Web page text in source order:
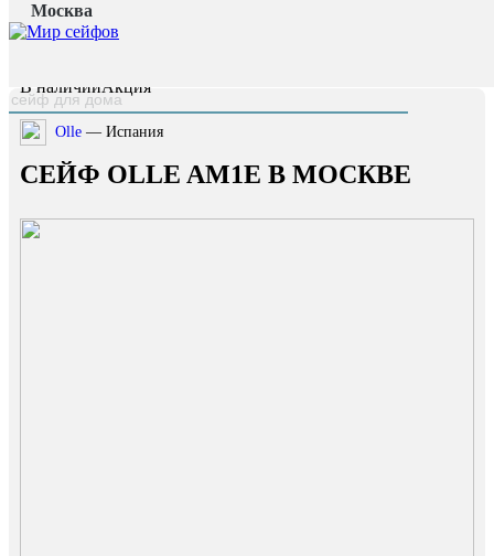
Москва
Главная страница
Каталог /
В наличииАкция
Olle — Испания
СЕЙФ OLLE AM1E В МОСКВЕ